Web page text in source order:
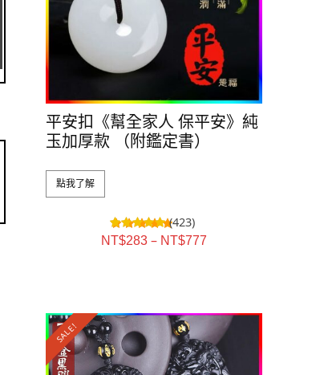
平安扣《幫全家人 保平安》純
玉加厚款 （附鑑定書）
點我了解
(423)
NT$283 – NT$777
SALE!